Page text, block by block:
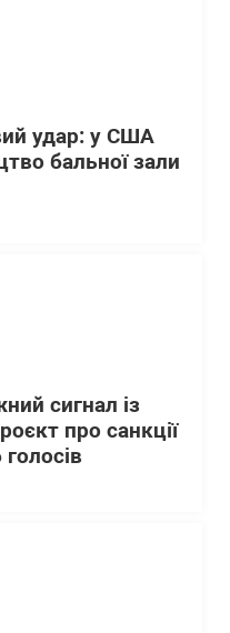
удар: у США
бальної зали
сигнал із
про санкції